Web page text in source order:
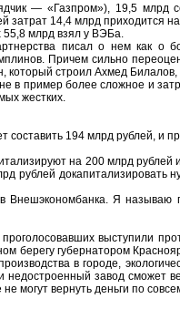
— «Газпром»), 19,5 млрд
затрат 14,4 млрд приходится
55,8 млрд взял у ВЭБа.
писал о нем как
Причем сильно
строил Ахмед
в пример более сложное и
жестких.
194 млрд рублей, и
на 200 млрд рублей
рублей докапитализировать
Внешэкономбанка. Я
выступили
берегу губернатором
в городе,
недостроенный завод сможет
могут вернуть деньги по